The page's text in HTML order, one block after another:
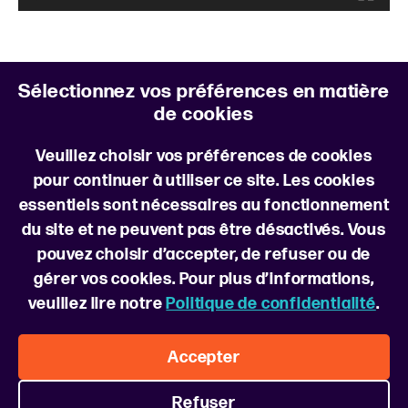
Sélectionnez vos préférences en matière
de cookies
Veuillez choisir vos préférences de cookies
pour continuer à utiliser ce site. Les cookies
essentiels sont nécessaires au fonctionnement
du site et ne peuvent pas être désactivés. Vous
pouvez choisir d’accepter, de refuser ou de
gérer vos cookies. Pour plus d’informations,
veuillez lire notre Politique de confidentialité.
Accepter
Refuser
Trouver un emploi
Suivez-nous
À propos de nousFAQPolitique relative aux cookies
Politique de confidentialité
Conditions générales d’utilisation
Sélectionnez un pays